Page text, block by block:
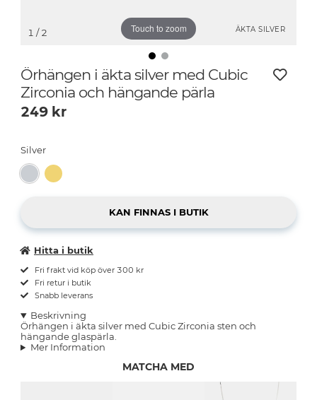
ÄKTA SILVER
Touch to zoom
1 / 2
Örhängen i äkta silver med Cubic
Zirconia och hängande pärla
249 kr
Silver
Hitta i butik
Fri frakt vid köp över 300 kr
Fri retur i butik
Snabb leverans
Beskrivning
Örhängen i äkta silver med Cubic Zirconia sten och
hängande glaspärla.
Mer Information
MATCHA MED